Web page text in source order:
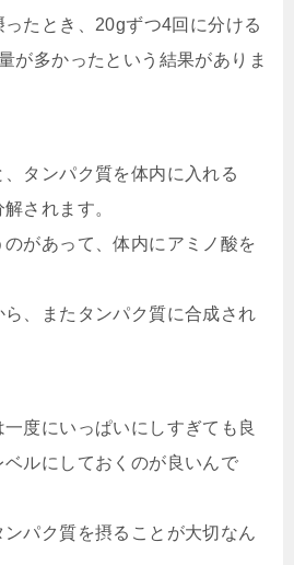
たとき、20gずつ4回に分ける
が多かったという結果がありま
タンパク質を体内に入れる
されます。
があって、体内にアミノ酸を
、またタンパク質に合成され
度にいっぱいにしすぎても良
ベルにしておくのが良いんで
パク質を摂ることが大切なん